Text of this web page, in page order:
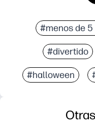
#menos de
#divertido
#halloween